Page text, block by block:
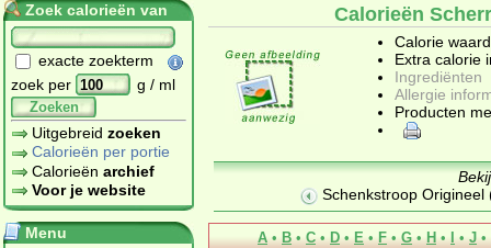
Zoek calorieën van
exacte zoekterm
zoek per
g / ml
Zoeken
Uitgebreid zoeken
Calorieën per portie
Calorieën archief
Voor je website
Menu
Calorieën
Calorie
Extra calorie
Ingrediënten
Allergie
Producten
Schenkstroop Origineel
A • B • C • D • E • F • G • H • I • J •